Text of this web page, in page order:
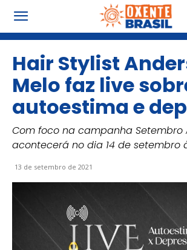
Hair Stylist
Melo faz live
autoestima e
Com foco na campanha Setembro
acontecerá no dia 14 de setembro
13 de setembro de 2021